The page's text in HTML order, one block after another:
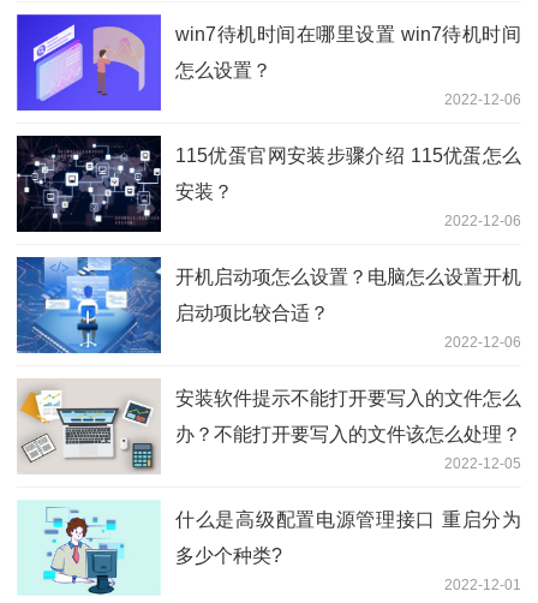
win7待机时间在哪里设置 win7待机时间
怎么设置？
2022-12-06
115优蛋官网安装步骤介绍 115优蛋怎么
安装？
2022-12-06
开机启动项怎么设置？电脑怎么设置开机
启动项比较合适？
2022-12-06
安装软件提示不能打开要写入的文件怎么
办？不能打开要写入的文件该怎么处理？
2022-12-05
什么是高级配置电源管理接口 重启分为
多少个种类?
2022-12-01